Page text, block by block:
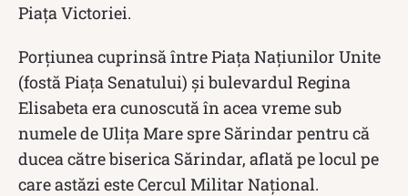
Piața Victoriei.
Porțiunea cuprinsă între Piața Națiunilor Unite
(fostă Piața Senatului) și bulevardul Regina
Elisabeta era cunoscută în acea vreme sub
numele de Ulița Mare spre Sărindar pentru că
ducea către biserica Sărindar, aflată pe locul pe
care astăzi este Cercul Militar Național.